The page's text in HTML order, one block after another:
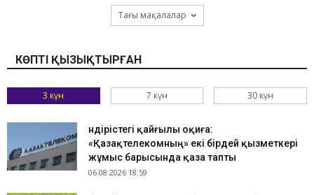
Тағы мақалалар
КӨПТІ ҚЫЗЫҚТЫРҒАН
3 күн 7 күн 30 күн
Өндірістегі қайғылы оқиға:
«Қазақтелекомның» екі бірдей қызметкері
жұмыс барысында қаза тапты
06.08.2026 18:59